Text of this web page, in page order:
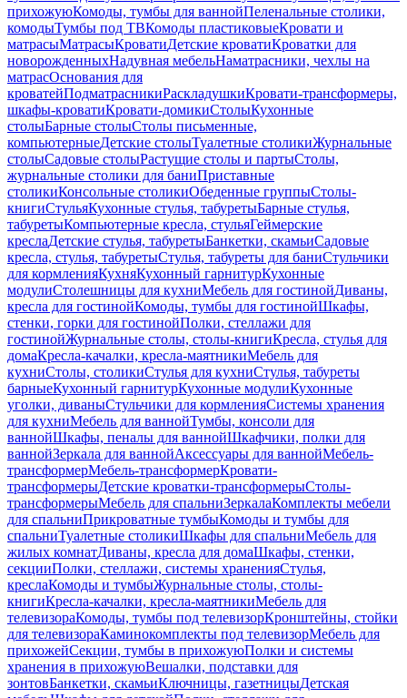
прихожуюКомоды, тумбы для ваннойПеленальные столики,
комодыТумбы под ТВКомоды пластиковыеКровати и
матрасыМатрасыКроватиДетские кроватиКроватки для
новорожденныхНадувная мебельНаматрасники, чехлы на
матрасОснования для
кроватейПодматрасникиРаскладушкиКровати-трансформеры,
шкафы-кроватиКровати-домикиСтолыКухонные
столыБарные столыСтолы письменные,
компьютерныеДетские столыТуалетные столикиЖурнальные
столыСадовые столыРастущие столы и партыСтолы,
журнальные столики для баниПриставные
столикиКонсольные столикиОбеденные группыСтолы-
книгиСтульяКухонные стулья, табуретыБарные стулья,
табуретыКомпьютерные кресла, стульяГеймерские
креслаДетские стулья, табуретыБанкетки, скамьиСадовые
кресла, стулья, табуретыСтулья, табуреты для баниСтульчики
для кормленияКухняКухонный гарнитурКухонные
модулиСтолешницы для кухниМебель для гостинойДиваны,
кресла для гостинойКомоды, тумбы для гостинойШкафы,
стенки, горки для гостинойПолки, стеллажи для
гостинойЖурнальные столы, столы-книгиКресла, стулья для
домаКресла-качалки, кресла-маятникиМебель для
кухниСтолы, столикиСтулья для кухниСтулья, табуреты
барныеКухонный гарнитурКухонные модулиКухонные
уголки, диваныСтульчики для кормленияСистемы хранения
для кухниМебель для ваннойТумбы, консоли для
ваннойШкафы, пеналы для ваннойШкафчики, полки для
ваннойЗеркала для ваннойАксессуары для ваннойМебель-
трансформерМебель-трансформерКровати-
трансформерыДетские кроватки-трансформерыСтолы-
трансформерыМебель для спальниЗеркалаКомплекты мебели
для спальниПрикроватные тумбыКомоды и тумбы для
спальниТуалетные столикиШкафы для спальниМебель для
жилых комнатДиваны, кресла для домаШкафы, стенки,
секцииПолки, стеллажи, системы храненияСтулья,
креслаКомоды и тумбыЖурнальные столы, столы-
книгиКресла-качалки, кресла-маятникиМебель для
телевизораКомоды, тумбы под телевизорКронштейны, стойки
для телевизораКаминокомплекты под телевизорМебель для
прихожейСекции, тумбы в прихожуюПолки и системы
хранения в прихожуюВешалки, подставки для
зонтовБанкетки, скамьиКлючницы, газетницыДетская